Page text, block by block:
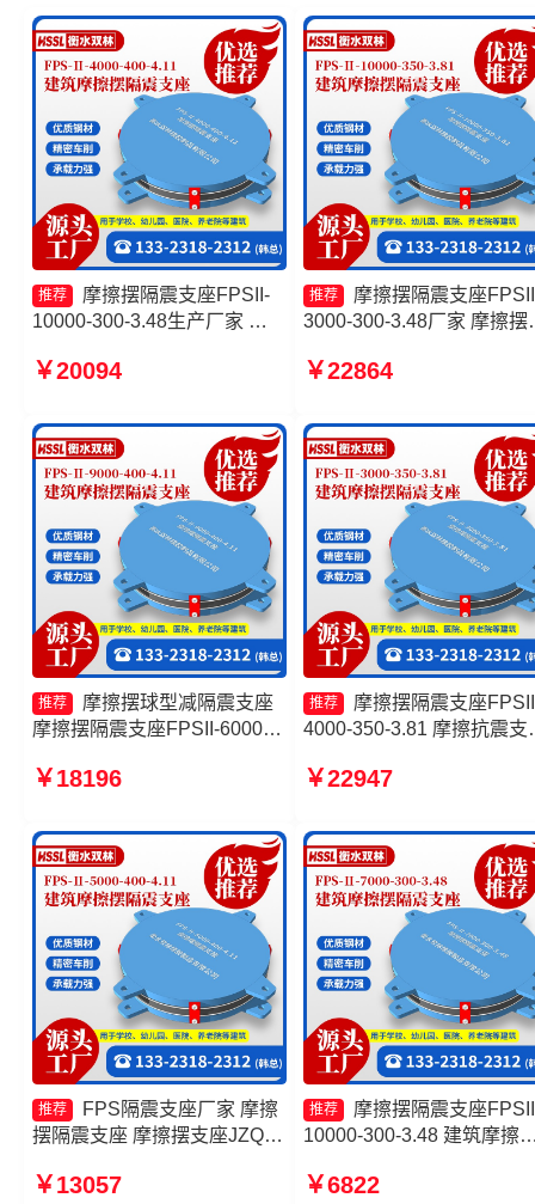
推荐
摩擦摆隔震支座FPSII-
10000-300-3.48生产厂家 摩
摩擦摆 建筑摩擦隔震支座源头
￥20094
推荐
摩擦摆隔震支座
3000-300-3.48厂家 摩擦摆
座FPSII-8000-300-3.48 摩
4.11
￥22864
推荐
摩擦摆球型减隔震支座
摩擦摆隔震支座FPSII-6000-
支座FPSII-1000-400-4.11
￥18196
推荐
摩擦摆隔震支座
4000-350-3.81 摩擦抗震支
的生产厂家 建筑摩擦隔震
￥22947
推荐
FPS隔震支座厂家 摩擦
摆隔震支座 摩擦摆支座JZQZ-
隔震支座生产厂家
￥13057
推荐
摩擦摆隔震支座
10000-300-3.48 建筑摩擦
减隔震支座生产厂家 摩擦
￥6822